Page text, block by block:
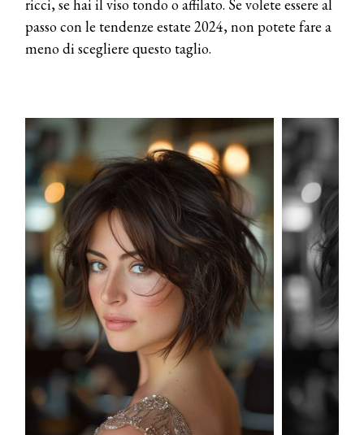
ricci, se hai il viso tondo o affilato. Se volete essere al
passo con le tendenze estate 2024, non potete fare a
meno di scegliere questo taglio.